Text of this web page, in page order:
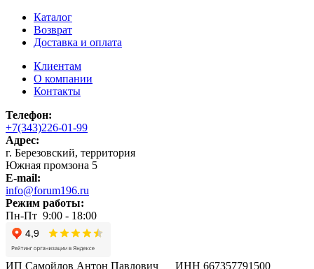
Каталог
Возврат
Доставка и оплата
Клиентам
О компании
Контакты
Телефон:
+7(343)226-01-99
Адрес:
г. Березовский, территория
Южная промзона 5
E-mail:
info@forum196.ru
Режим работы:
Пн-Пт 9:00 - 18:00
ИП Самойлов Антон Павлович ИНН 667357791500